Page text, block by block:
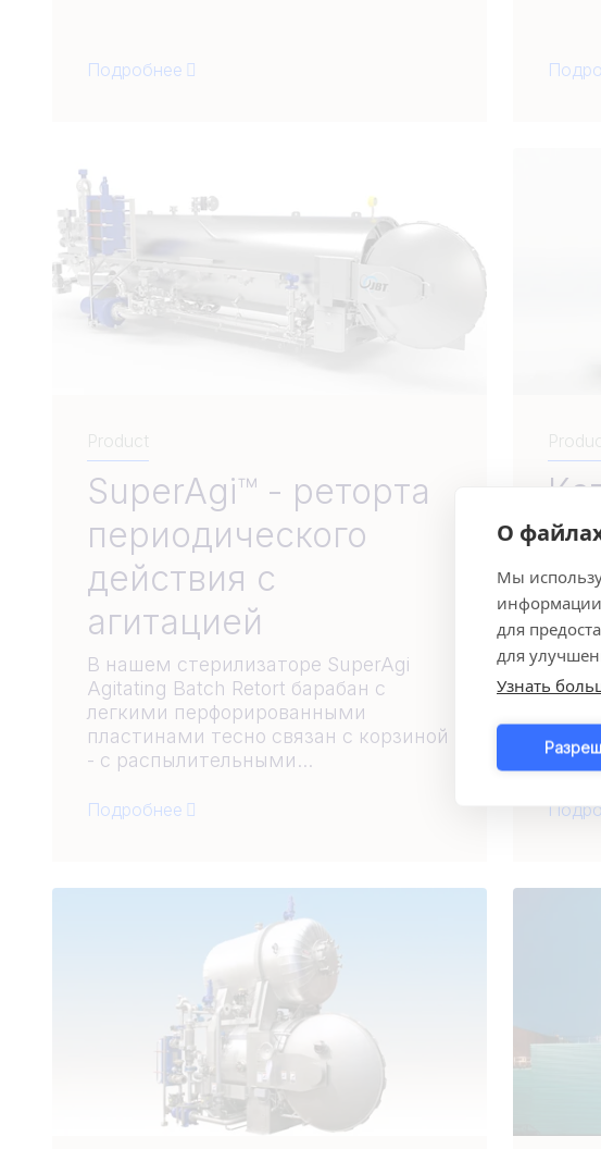
О
Мы
информации
для
для
Узнать
Подробнее
Product
SuperAgi™ - реторта
периодического
действия с
агитацией
В нашем стерилизаторе SuperAgi
Agitating Batch Retort барабан с
легкими перфорированными
пластинами тесно связан с корзиной
- с распылительными...
Подробнее